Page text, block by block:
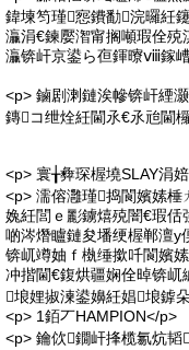
鍏堜笉瑾惌鐨勫浣曪紝
灜涓€鍊嬮潪甯搁噸瑕佺
灜锛屽京鍙ら亱鍕曢ⅷ鎵
<p> 鏀剧溂鏈涘幓锛屽緸
鏄コ绁烇紝閫氶€氶兘閫
<p> 寰╁彜琛楃墝SLAY涓
<p> 濡傛灉瑾捣閬嬪嫊棰
婏紝閭ｅ彲鐪熺殑闇€瑕佸
啲涔熸矑鏈夋墦绠楃郸澶у
锛屼竴妯ｆ槸缍撳吀閬嬪
冲揩閫€鍑烘疆娴佺晫锛屼
埌娌掓湅鍙嬶紝娼埌鎼
<p> 1銆丆HAMPION</p>
<p> 鑰佽鐗屽捀榄氱炕